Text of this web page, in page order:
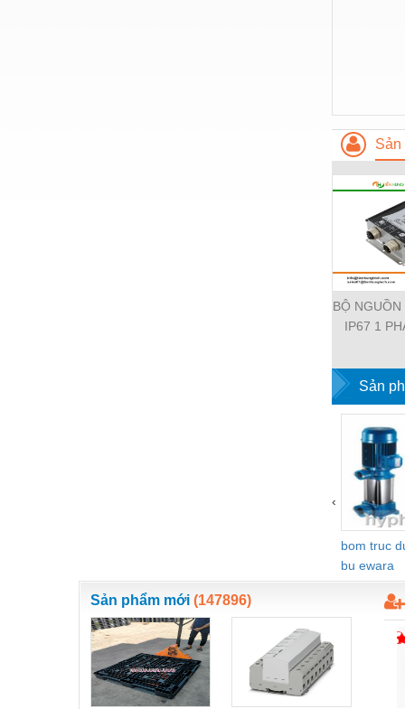
Vòng bi - Bạc đạn
Xe hơi - Phụ tùng
Xe máy - Phụ tùng
Xe tải - phụ tùng
Sản
BỘ NGUỒN
IP67 1
POWER
Sản
bom truc
bu ewara
‹
Sản phẩm mới (147896)